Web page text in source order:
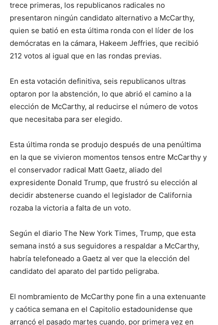
trece primeras, los republicanos radicales no
presentaron ningún candidato alternativo a McCarthy,
quien se batió en esta última ronda con el líder de los
demócratas en la cámara, Hakeem Jeffries, que recibió
212 votos al igual que en las rondas previas.
En esta votación definitiva, seis republicanos ultras
optaron por la abstención, lo que abrió el camino a la
elección de McCarthy, al reducirse el número de votos
que necesitaba para ser elegido.
Esta última ronda se produjo después de una penúltima
en la que se vivieron momentos tensos entre McCarthy y
el conservador radical Matt Gaetz, aliado del
expresidente Donald Trump, que frustró su elección al
decidir abstenerse cuando el legislador de California
rozaba la victoria a falta de un voto.
Según el diario The New York Times, Trump, que esta
semana instó a sus seguidores a respaldar a McCarthy,
habría telefoneado a Gaetz al ver que la elección del
candidato del aparato del partido peligraba.
El nombramiento de McCarthy pone fin a una extenuante
y caótica semana en el Capitolio estadounidense que
arrancó el pasado martes cuando, por primera vez en